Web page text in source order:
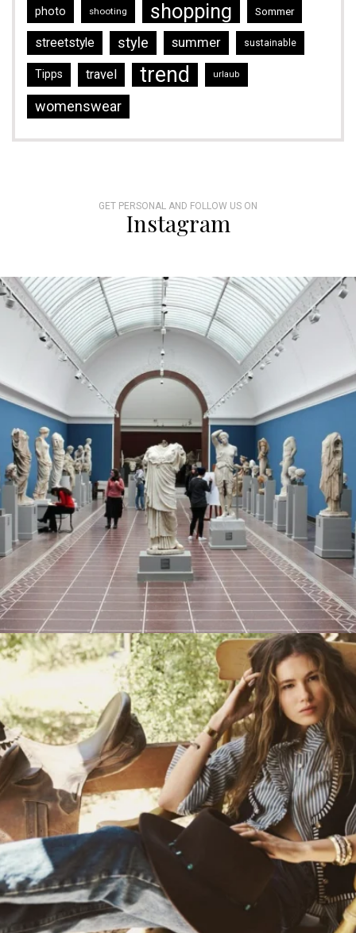
photo shooting shopping Sommer
streetstyle style summer sustainable
Tipps travel trend urlaub
womenswear
GET PERSONAL AND FOLLOW US ON
Instagram